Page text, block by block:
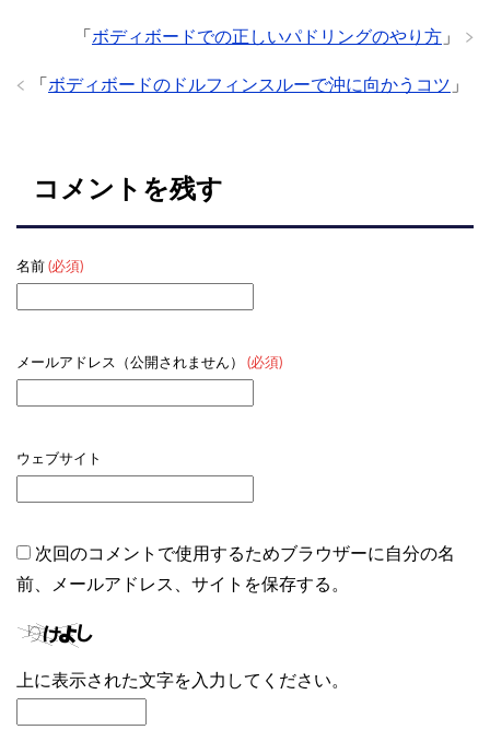
「 ボディボードでの正しいパドリングのやり方 」
「 ボディボードのドルフィンスルーで沖に向かうコツ 」
コメントを残す
名前 (必須)
メールアドレス（公開されません） (必須)
ウェブサイト
次回のコメントで使用するためブラウザーに自分の名
前、メールアドレス、サイトを保存する。
上に表示された文字を入力してください。